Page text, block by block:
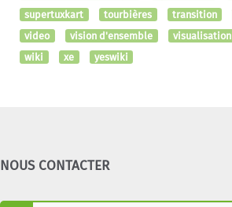
supertuxkart
tourbières transition
video
vision d'ensemble visualisation
wiki
xe yeswiki
NOUS CONTACTER